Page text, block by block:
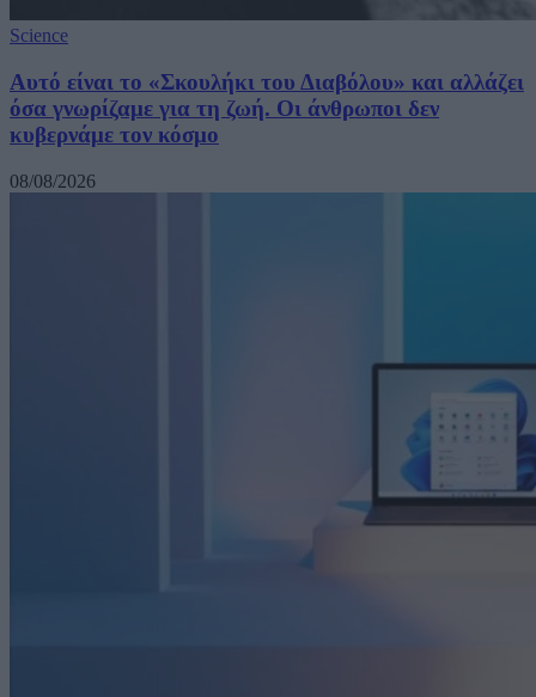
Science
Αυτό είναι το «Σκουλήκι του Διαβόλου» και αλλάζει
όσα γνωρίζαμε για τη ζωή. Οι άνθρωποι δεν
κυβερνάμε τον κόσμο
08/08/2026